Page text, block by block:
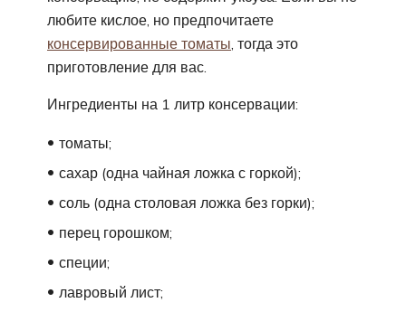
любите кислое, но предпочитаете
консервированные томаты, тогда это
приготовление для вас.
Ингредиенты на 1 литр консервации:
томаты;
сахар (одна чайная ложка с горкой);
соль (одна столовая ложка без горки);
перец горошком;
специи;
лавровый лист;